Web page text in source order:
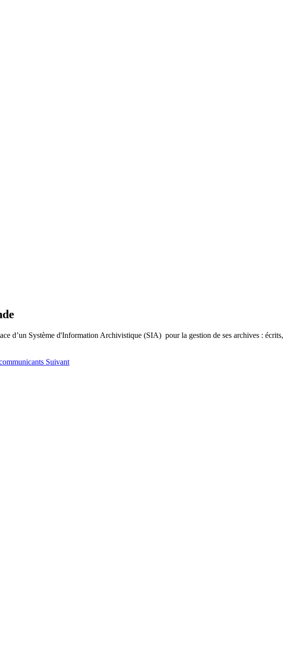
d’un Système d'Information Archivistique (SIA) pour la gestion de ses archives : écrits,
Suivant